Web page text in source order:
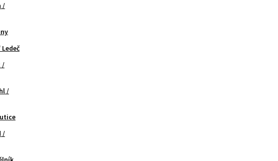
/
/
/
/